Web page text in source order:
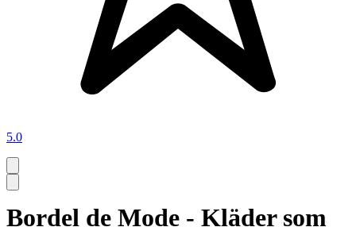
5.0
Bordel de Mode - Kläder som